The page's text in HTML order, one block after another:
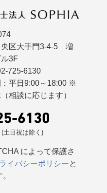
央区大手門3-4-5 増
3F
725-6130
平日9:00～18:00 ※
相談に応じます）
土日祝は除く)
によって保護さ
イバシーポリシーと